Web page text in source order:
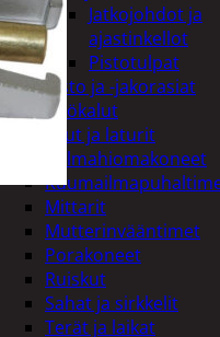
Jatkojohdot ja
ajastinkellot
Pistotulpat
Pisto ja -jakorasiat
Sähkötyökalut
Akut ja laturit
Kulmahiomakoneet
Mittarit
Mutterinvääntimet
Porakoneet
Ruiskut
Sahat ja sirkkelit
Terät ja laikat